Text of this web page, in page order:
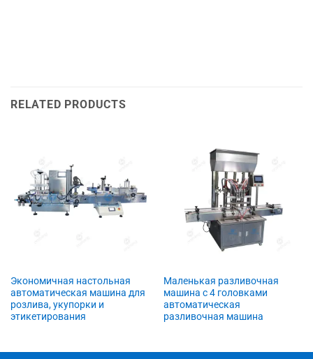
RELATED PRODUCTS
Экономичная настольная
автоматическая машина для
розлива, укупорки и
этикетирования
Маленькая разливочная
машина с 4 головками
автоматическая
разливочная машина